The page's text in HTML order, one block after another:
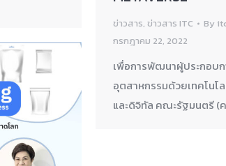
ข่าวสาร, ข่าวสาร ITC By
กรกฎาคม 22, 2022
เพื่อการพัฒนาผู้ประกอบก
อุตสาหกรรมด้วยเทคโน
และดิจิทัล คณะรัฐมนตรี (